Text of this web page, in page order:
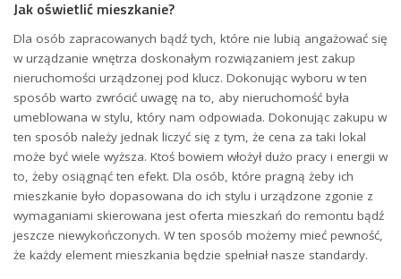
Jak oświetlić mieszkanie?
Dla osób zapracowanych bądź tych, które nie lubią angażować się
w urządzanie wnętrza doskonałym rozwiązaniem jest zakup
nieruchomości urządzonej pod klucz. Dokonując wyboru w ten
sposób warto zwrócić uwagę na to, aby nieruchomość była
umeblowana w stylu, który nam odpowiada. Dokonując zakupu w
ten sposób należy jednak liczyć się z tym, że cena za taki lokal
może być wiele wyższa. Ktoś bowiem włożył dużo pracy i energii w
to, żeby osiągnąć ten efekt. Dla osób, które pragną żeby ich
mieszkanie było dopasowana do ich stylu i urządzone zgonie z
wymaganiami skierowana jest oferta mieszkań do remontu bądź
jeszcze niewykończonych. W ten sposób możemy mieć pewność,
że każdy element mieszkania będzie spełniał nasze standardy.